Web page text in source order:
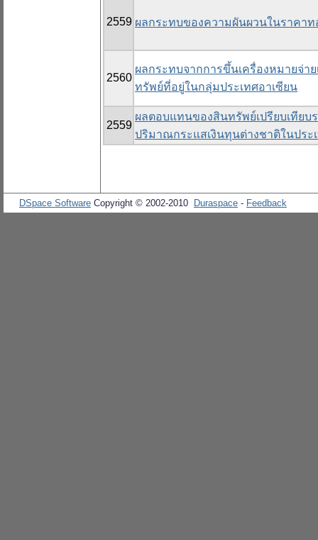
2559 ผลกระทบของความผันผวนในราคา
2560
ผลกระทบจากการขึ้นเครื่องหมายจ่
ทรัพย์ที่อยู่ในกลุ่มประเทศอาเซียน
2559
ผลตอบแทนของสินทรัพย์เปรียบเทียบ
ปริมาณกระแสเงินทุนต่างชาติในประ
DSpace Software Copyright © 2002-2010 Duraspace - Feedback